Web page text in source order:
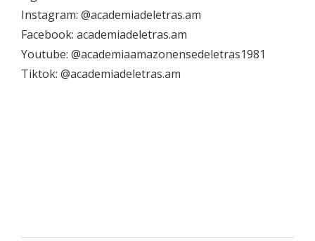
Instagram: @academiadeletras.am
Facebook: academiadeletras.am
Youtube: @academiaamazonensedeletras1981
Tiktok: @academiadeletras.am